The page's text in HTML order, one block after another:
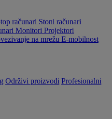
računari Stoni računari
Monitori Projektori
na mrežu E-mobilnost
Održivi proizvodi Profesionalni